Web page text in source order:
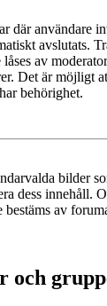
där användare
avslutats.
av
Det är möjligt
behörighet.
bilder
dess innehåll.
av
och